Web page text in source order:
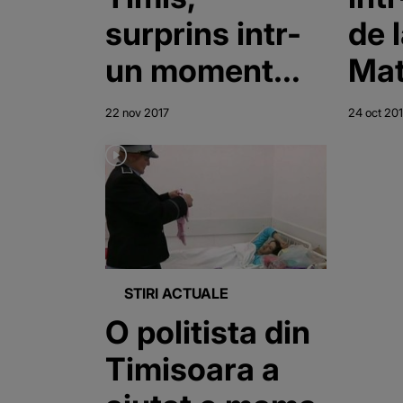
surprins intr-
un moment
rusinos! Tatal
copilului
avortat si-a
iesit din fire
cand a aflat
22 nov 2017
de
din
24 oct
STIRI ACTUALE
O politista din
Timisoara a